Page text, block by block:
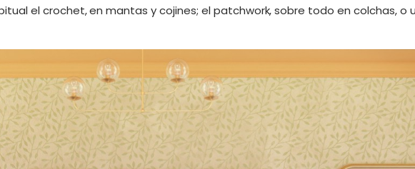
el crochet, en mantas y cojines; el patchwork, sobre todo en colchas, o